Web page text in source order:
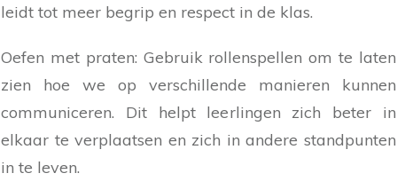
leidt tot meer begrip en respect in de klas.
Oefen met praten: Gebruik rollenspellen om te laten
zien hoe we op verschillende manieren kunnen
communiceren. Dit helpt leerlingen zich beter in
elkaar te verplaatsen en zich in andere standpunten
in te leven.